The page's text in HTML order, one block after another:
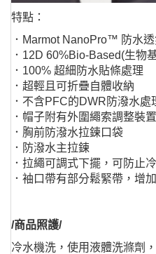
特點：
．Marmot NanoPro™ 防水
．12D 60%Bio-Based(生物
．100% 超細防水貼條處理
．超輕且可折疊自體收納
．不含PFC的DWR防潑水處
．帽子附有外圍繩索調整裝
．胸前防潑水拉鍊口袋
．防潑水主拉鍊
．拉繩可調式下擺，可防止
．袖口帶有部分鬆緊帶，增
/商品照護/
冷水機洗，使用液體洗滌劑